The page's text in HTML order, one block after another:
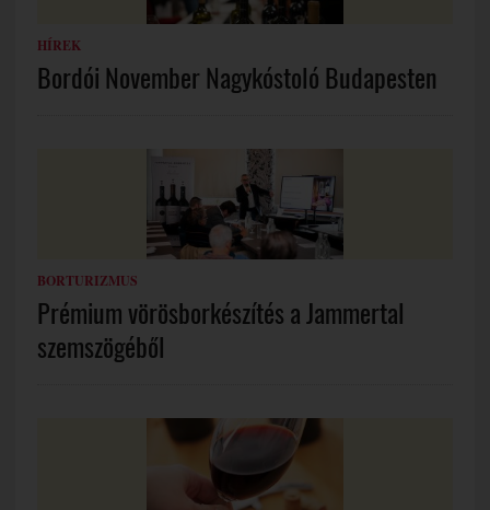
HÍREK
Bordói November Nagykóstoló Budapesten
BORTURIZMUS
Prémium vörösborkészítés a Jammertal
szemszögéből